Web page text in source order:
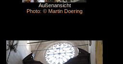
Außenansicht
Photo: © Martin Doering